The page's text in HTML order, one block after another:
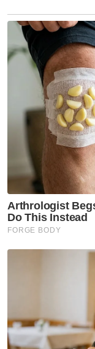
Razarudin
jaminan
dilakukan
dakwaan
penggunaan
unsur
"Sebarang
kedaulatan
yang
Persekutuan